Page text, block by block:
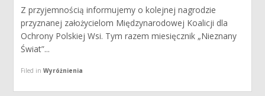
Z przyjemnością informujemy o kolejnej nagrodzie
przyznanej założycielom Międzynarodowej Koalicji dla
Ochrony Polskiej Wsi. Tym razem miesięcznik „Nieznany
Świat”...
Filed inWyróżnienia